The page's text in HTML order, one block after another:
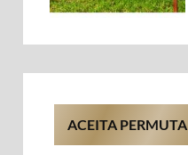
ACEITA PERMUTA